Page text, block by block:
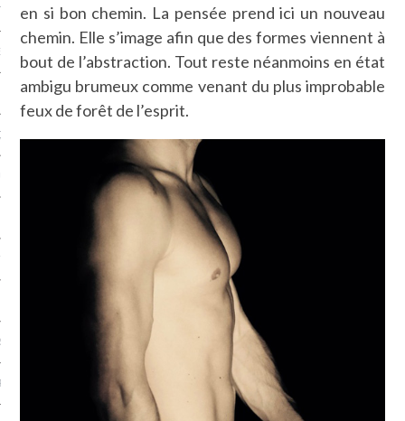
EN VOD
en si bon chemin. La pensée prend ici un nouveau
chemin. Elle s’image afin que des formes viennent à
bout de l’abstraction. Tout reste néanmoins en état
ambigu brumeux comme venant du plus improbable
feux de forêt de l’esprit.